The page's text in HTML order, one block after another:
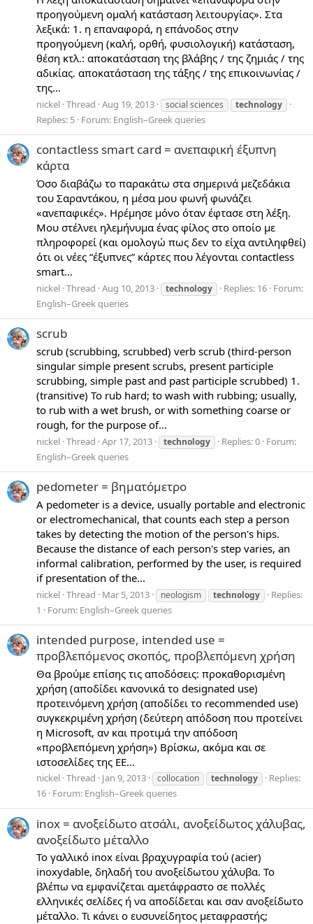
προηγούμενη ομαλή κατάσταση λειτουργίας». Στα
λεξικά: 1. η επαναφορά, η επάνοδος στην
προηγούμενη (καλή, ορθή, φυσιολογική) κατάσταση,
θέση κτλ.: αποκατάσταση της βλάβης / της ζημιάς / της
αδικίας. αποκατάσταση της τάξης / της επικοινωνίας /
της...
nickel Thread Aug 19, 2013 social sciences technology
Replies: 5 Forum: English–Greek queries
contactless smart card = ανεπαφική έξυπνη
κάρτα
Όσο διαβάζω το παρακάτω στα σημερινά μεζεδάκια
του Σαραντάκου, η μέσα μου φωνή φωνάζει
«ανεπαφικές». Ηρέμησε μόνο όταν έφτασε στη λέξη.
Μου στέλνει ηλεμήνυμα ένας φίλος στο οποίο με
πληροφορεί (και ομολογώ πως δεν το είχα αντιληφθεί)
ότι οι νέες “έξυπνες” κάρτες που λέγονται contactless
smart...
nickel Thread Aug 10, 2013 technology Replies: 16 Forum:
English–Greek queries
scrub
scrub (scrubbing, scrubbed) verb scrub (third-person
singular simple present scrubs, present participle
scrubbing, simple past and past participle scrubbed) 1.
(transitive) To rub hard; to wash with rubbing; usually,
to rub with a wet brush, or with something coarse or
rough, for the purpose of...
nickel Thread Apr 17, 2013 technology Replies: 0 Forum:
English–Greek queries
pedometer = βηματόμετρο
A pedometer is a device, usually portable and electronic
or electromechanical, that counts each step a person
takes by detecting the motion of the person's hips.
Because the distance of each person's step varies, an
informal calibration, performed by the user, is required
if presentation of the...
nickel Thread Mar 5, 2013 neologism technology
Replies:
1
Forum: English–Greek queries
intended purpose, intended use =
προβλεπόμενος σκοπός, προβλεπόμενη χρήση
Θα βρούμε επίσης τις αποδόσεις: προκαθορισμένη
χρήση (αποδίδει κανονικά το designated use)
προτεινόμενη χρήση (αποδίδει το recommended use)
συγκεκριμένη χρήση (δεύτερη απόδοση που προτείνει
η Microsoft, αν και προτιμά την απόδοση
«προβλεπόμενη χρήση») Βρίσκω, ακόμα και σε
ιστοσελίδες της ΕΕ...
nickel Thread Jan 9, 2013 collocation technology
Replies:
16 Forum: English–Greek queries
inox = ανοξείδωτο ατσάλι, ανοξείδωτος χάλυβας,
ανοξείδωτο μέταλλο
Το γαλλικό inox είναι βραχυγραφία τού (acier)
inoxydable, δηλαδή του ανοξείδωτου χάλυβα. Το
βλέπω να εμφανίζεται αμετάφραστο σε πολλές
ελληνικές σελίδες ή να αποδίδεται και σαν ανοξείδωτο
μέταλλο. Τι κάνει ο ευσυνείδητος μεταφραστής;